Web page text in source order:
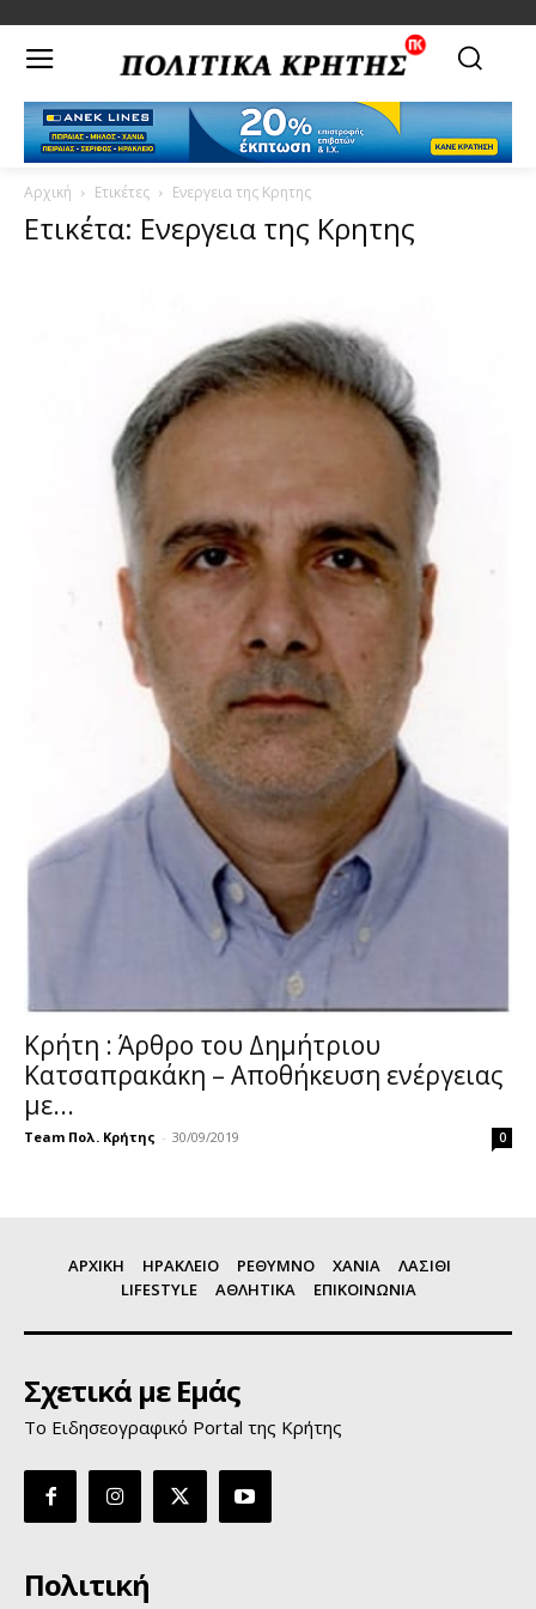
Αρχική Ετικέτες Ενεργεια της Κρητης
Ετικέτα: Ενεργεια της Κρητης
Κρήτη : Άρθρο του Δημήτριου
Κατσαπρακάκη – Αποθήκευση ενέργειας
με...
Team Πολ. Κρήτης - 30/09/2019 0
ΑΡΧΙΚΗ ΗΡΑΚΛΕΙΟ ΡΕΘΥΜΝΟ ΧΑΝΙΑ
ΛΑΣΙΘΙ
LIFESTYLE
ΑΘΛΗΤΙΚΑ ΕΠΙΚΟΙΝΩΝΙΑ
Σχετικά με Εμάς
Το Ειδησεογραφικό Portal της Κρήτης
Πολιτική